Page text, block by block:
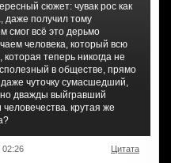
сюжет: чувак рос как
даже получил тому
смог всё это дерьмо
человека, который всю
которая теперь никогда не
в обществе, прямо
чуточку сумасшедший,
дважды выйгравший
крутая же
02:26 Цитата